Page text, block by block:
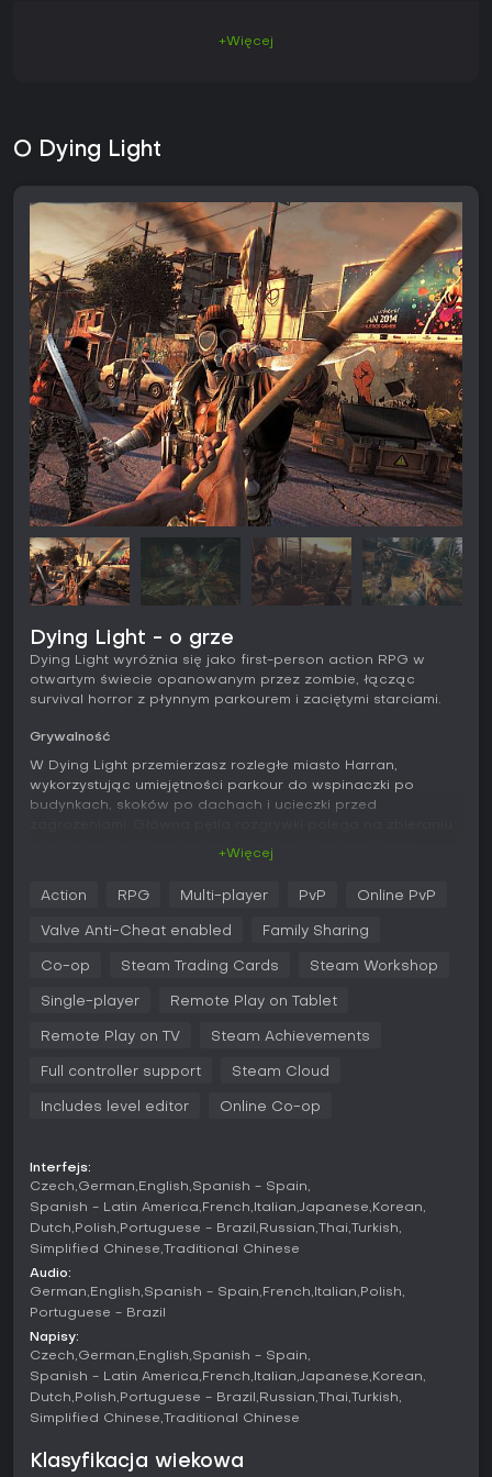
+Więcej
O Dying Light
Dying Light - o grze
Dying Light wyróżnia się jako first-person action RPG w
otwartym świecie opanowanym przez zombie, łącząc
survival horror z płynnym parkourem i zaciętymi starciami.
Grywalność
W Dying Light przemierzasz rozległe miasto Harran,
wykorzystując umiejętności parkour do wspinaczki po
budynkach, skoków po dachach i ucieczki przed
Walka kładzie nacisk na broń białą, interakcje z otoczeniem
oraz taktyczne decyzje - bić się czy uciekać. Elementy RPG
zręczność, siła i przetrwanie, odblokowując nowe
walce.
Cykl dobowy gruntownie zmienia dynamikę gry: dni sprzyjają
eksploracji, a noce zamieniają się w napięte próby
przetrwania, z ograniczoną widocznością i wzmożoną
Tryby gry
Główny tryb skupia się na kampanii fabularnej dla jednego
gracza, w której wcielasz się w Crane'a - agenta
specjalnego, lawirującego między lojalnością a walką o
Co-op obsługuje do czterech graczy, pozwalając
zespołom wspólnie przechodzić kampanię i łączyć
umiejętności dla większych szans na przetrwanie w
starciach z hordami zombie.
Aktualny stan i aktualizacje
Na rok 2026 Dying Light zyskał dzięki darmowej aktualizacji
ścieżkę dźwiękową i liczne poprawki wizualne,
+Więcej
Action RPG Multi-player PvP Online PvP
Valve Anti-Cheat enabled Family Sharing
Co-op Steam Trading Cards Steam Workshop
Single-player Remote Play on Tablet
Remote Play on TV Steam Achievements
Full controller support Steam Cloud
Includes level editor Online Co-op
Interfejs:
Czech German English Spanish - Spain
Spanish - Latin America French Italian Japanese Korean
Dutch Polish Portuguese - Brazil Russian Thai
Turkish
Simplified Chinese
Traditional Chinese
Audio:
German English Spanish - Spain French Italian Polish
Portuguese - Brazil
Napisy:
Czech German English Spanish - Spain
Spanish - Latin America French Italian Japanese Korean
Dutch Polish Portuguese - Brazil Russian Thai
Turkish
Simplified Chinese
Traditional Chinese
Klasyfikacja wiekowa